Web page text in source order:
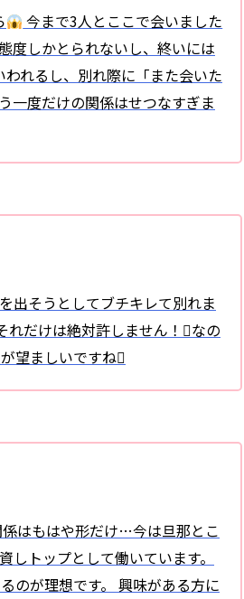
今まで3人とここで会いました
度しかとられないし、終いには
れるし、別れ際に「また会いた
一度だけの関係はせつなすぎま
出そうとしてブチキレて別れま
れだけは絶対許しません！なの
望ましいですね
はもはや形だけ…今は旦那とこ
トップとして働いています。
のが理想です。 興味がある方に